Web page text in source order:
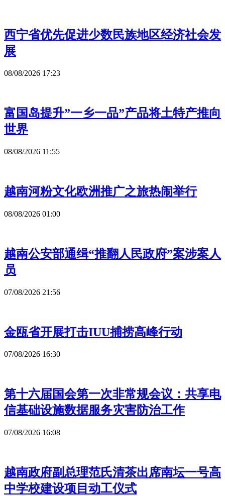
西宁省优先促进少数民族地区经济社会发
展
08/08/2026 17:23
富国岛提升”一乡一品”产品将土特产推向
世界
08/08/2026 11:55
越南河粉文化欧洲推广之旅热闹举行
08/08/2026 01:00
越南公安部通缉“推翻人民政府”案涉案人
员
07/08/2026 21:56
金瓯省开展打击IUU捕捞高峰行动
07/08/2026 16:30
第十六届国会第一次非常规会议：共享电
信基础设施数据服务灾害防治工作
07/08/2026 16:08
越南政府副总理范氏清茶出席南坛一号高
中学校建设项目动工仪式